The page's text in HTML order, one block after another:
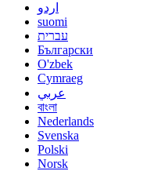
اردو
suomi
עברית
Български
O'zbek
Cymraeg
عربي
বাংলা
Nederlands
Svenska
Polski
Norsk